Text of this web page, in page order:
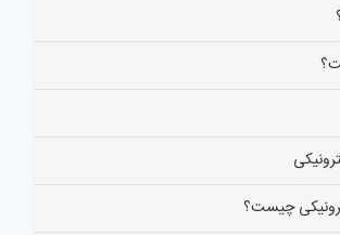
چیست؟